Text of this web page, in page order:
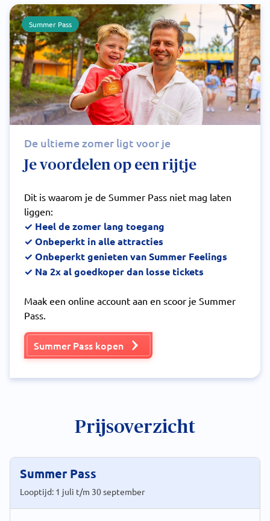
Summer Pass
De ultieme zomer ligt voor je
Je voordelen op een rijtje
Dit is waarom je de Summer Pass niet mag laten
liggen:
✓ Heel de zomer lang toegang
✓ Onbeperkt in alle attracties
✓ Onbeperkt genieten van Summer Feelings
✓ Na 2x al goedkoper dan losse tickets
Maak een online account aan en scoor je Summer
Pass.
Summer Pass kopen
Prijsoverzicht
Summer Pass
Looptijd: 1 juli t/m 30 september